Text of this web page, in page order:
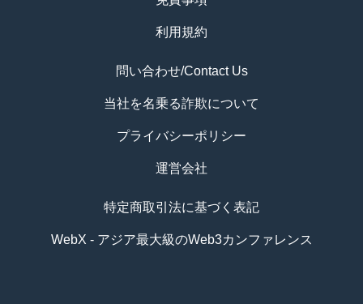
利用規約
問い合わせ/Contact Us
当社を名乗る詐欺について
プライバシーポリシー
運営会社
特定商取引法に基づく表記
WebX - アジア最大級のWeb3カンファレンス